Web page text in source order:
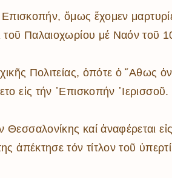
ὅμως ἔχομεν
Παλαιοχωρίου μέ Ναόν τοῦ
Πολιτείας, ὁπότε ὁ ῎Αθως
εἰς τήν ᾿Επισκοπήν ῾Ιερισσοῦ.
καί ἀναφέρεται
ἀπέκτησε τόν τίτλον τοῦ